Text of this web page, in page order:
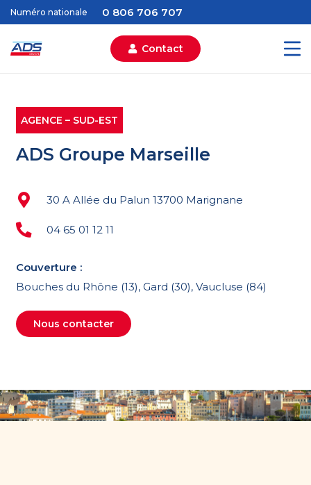
Numéro nationale 0 806 706 707
Contact
AGENCE – SUD-EST
ADS Groupe Marseille
30 A Allée du Palun 13700 Marignane
04 65 01 12 11
Couverture :
Bouches du Rhône (13), Gard (30), Vaucluse (84)
Nous contacter